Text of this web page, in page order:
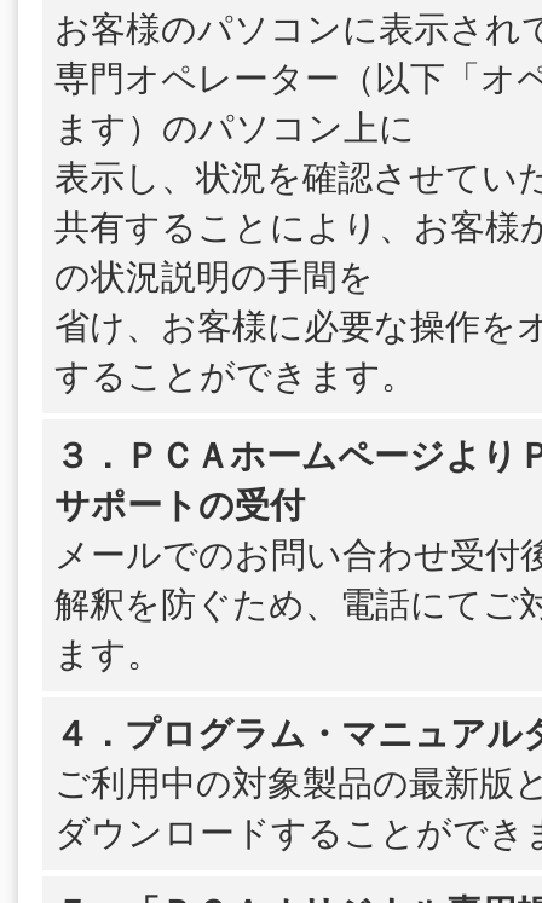
お客様のパソコンに表示され
専門オペレーター（以下「オ
ます）のパソコン上に
表示し、状況を確認させてい
共有することにより、お客様
の状況説明の手間を
省け、お客様に必要な操作を
することができます。
３．ＰＣＡホームページより
サポートの受付
メールでのお問い合わせ受付
解釈を防ぐため、電話にてご
ます。
４．プログラム・マニュアル
ご利用中の対象製品の最新版
ダウンロードすることができ